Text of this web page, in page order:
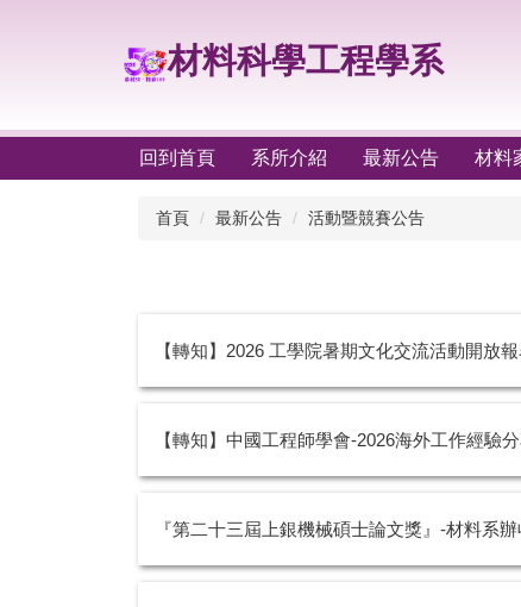
容
材料科學工程學系
回到首頁 系所介紹 最新公告 材料
首頁 最新公告 活動暨競賽公告
【轉知】2026 工學院暑期文化交流活動開放
【轉知】中國工程師學會-2026海外工作經驗
『第二十三屆上銀機械碩士論文獎』-材料系